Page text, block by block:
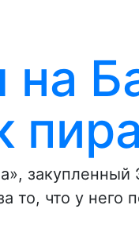
закупленный
то, что у него